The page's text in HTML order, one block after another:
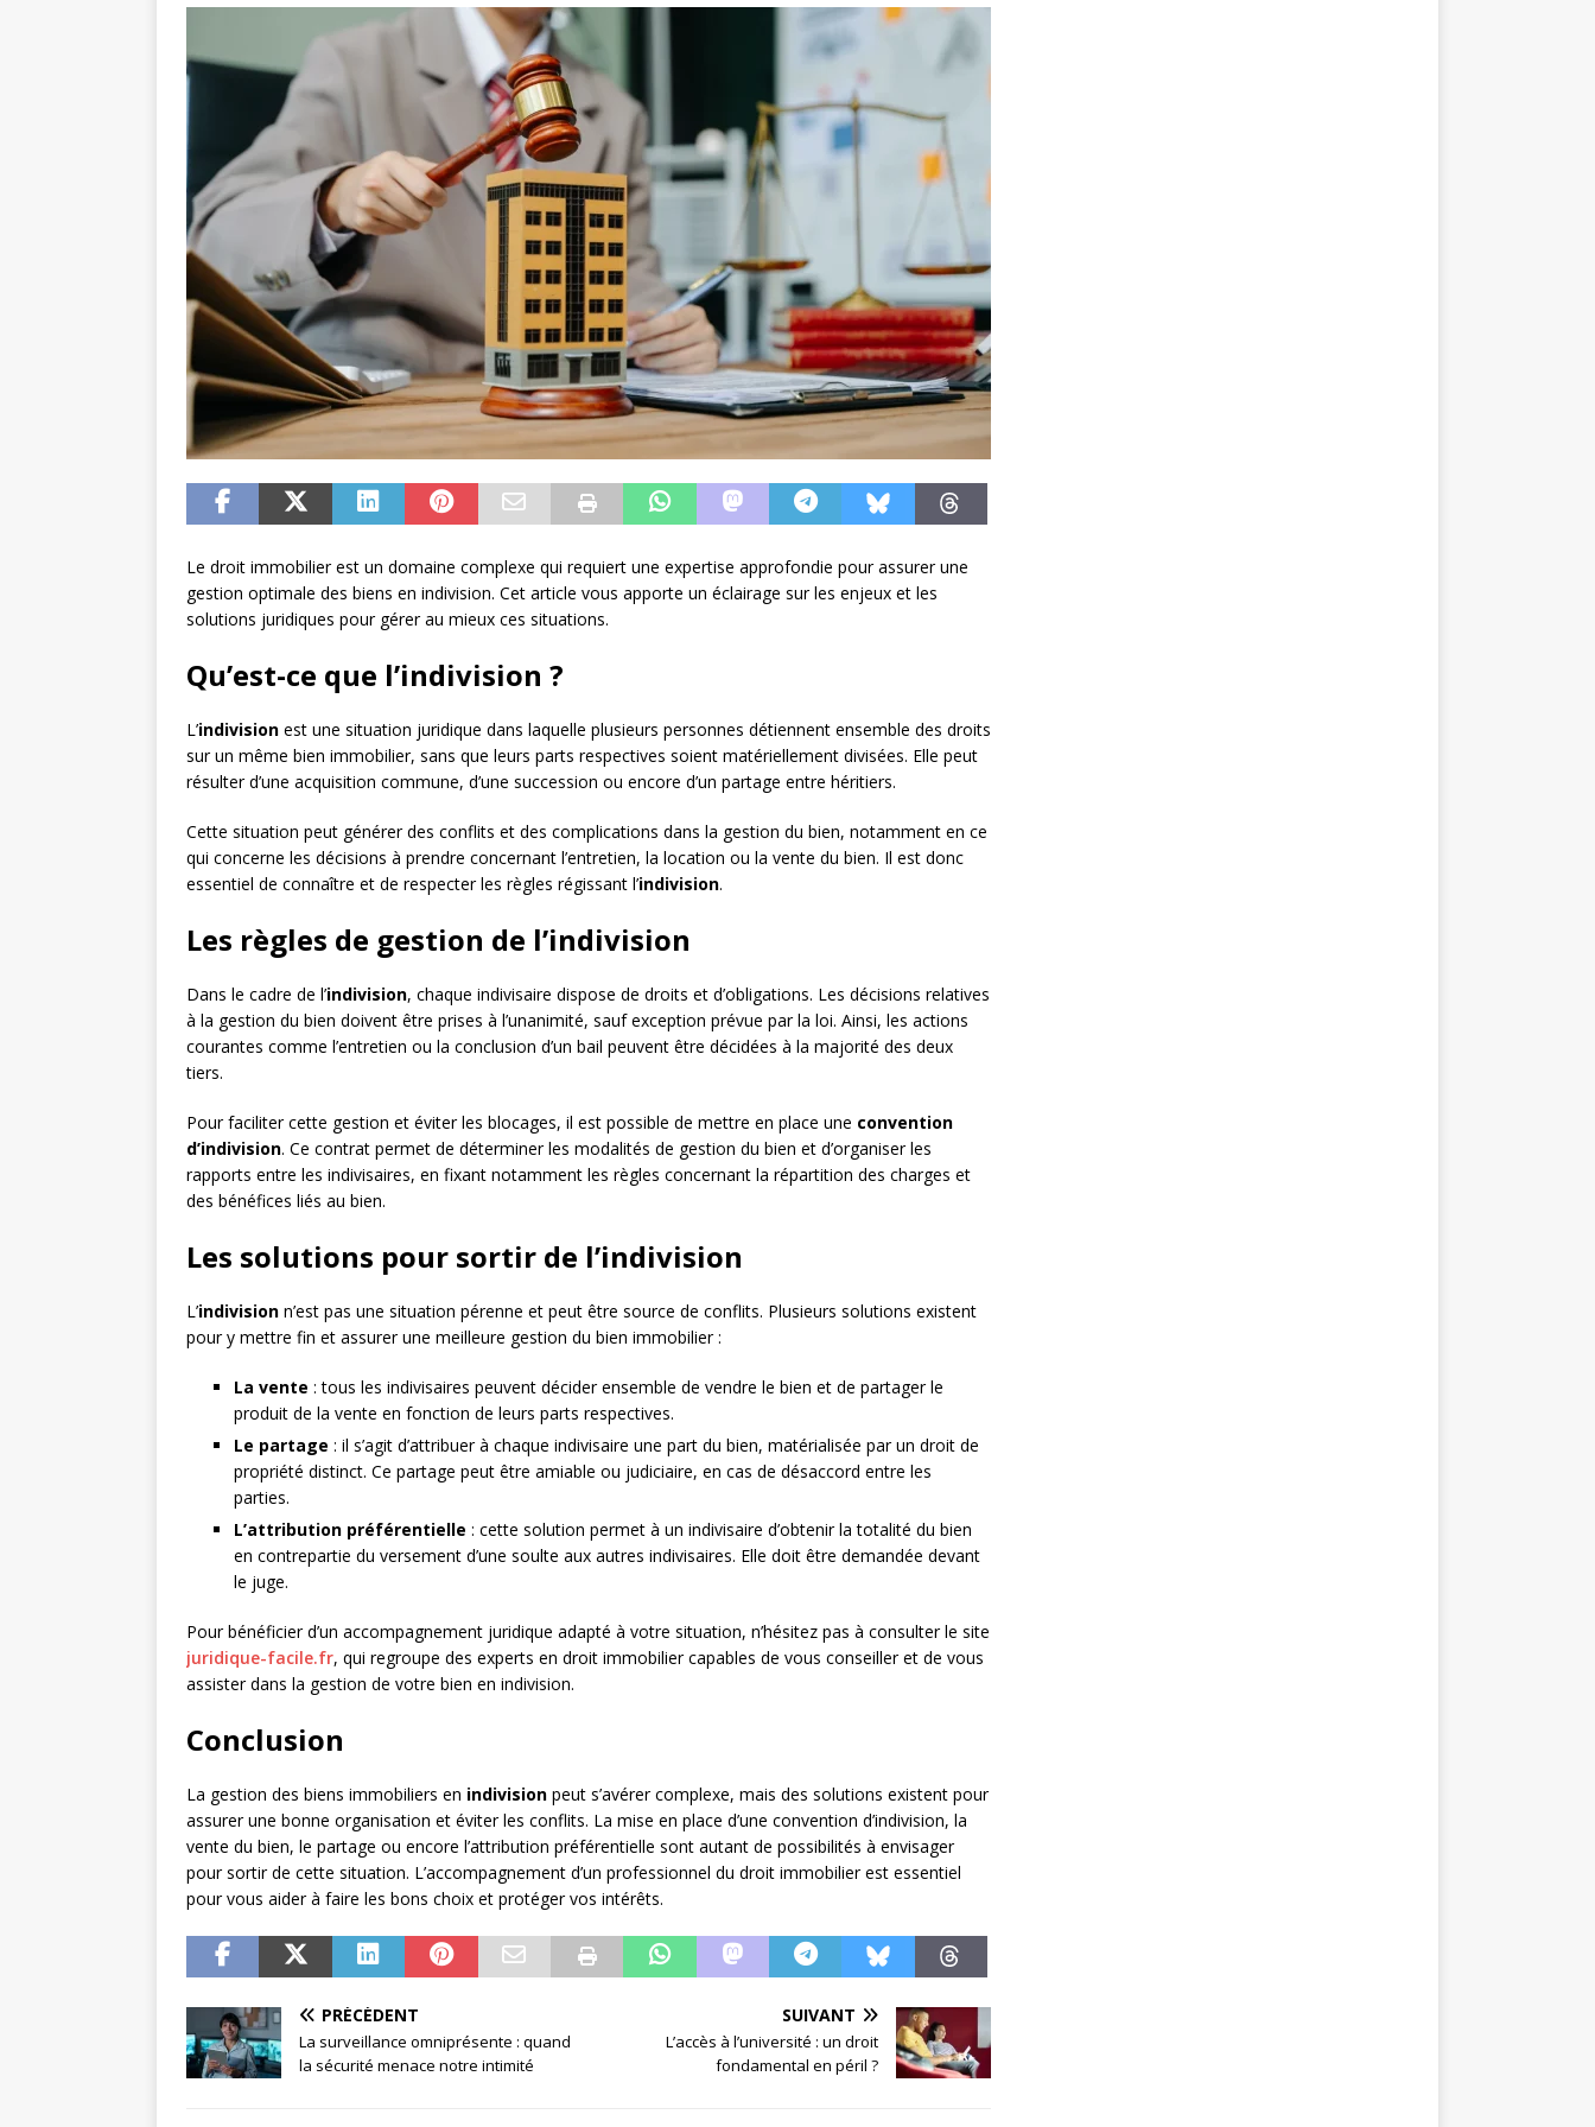
Le droit immobilier est un domaine complexe qui requiert une expertise approfondie pour assurer une
gestion optimale des biens en indivision. Cet article vous apporte un éclairage sur les enjeux et les
solutions juridiques pour gérer au mieux ces situations.
Qu’est-ce que l’indivision ?
L’indivision est une situation juridique dans laquelle plusieurs personnes détiennent ensemble des droits
sur un même bien immobilier, sans que leurs parts respectives soient matériellement divisées. Elle peut
résulter d’une acquisition commune, d’une succession ou encore d’un partage entre héritiers.
Cette situation peut générer des conflits et des complications dans la gestion du bien, notamment en ce
qui concerne les décisions à prendre concernant l’entretien, la location ou la vente du bien. Il est donc
essentiel de connaître et de respecter les règles régissant l’indivision.
Les règles de gestion de l’indivision
Dans le cadre de l’indivision, chaque indivisaire dispose de droits et d’obligations. Les décisions relatives
à la gestion du bien doivent être prises à l’unanimité, sauf exception prévue par la loi. Ainsi, les actions
courantes comme l’entretien ou la conclusion d’un bail peuvent être décidées à la majorité des deux
tiers.
Pour faciliter cette gestion et éviter les blocages, il est possible de mettre en place une convention
d’indivision. Ce contrat permet de déterminer les modalités de gestion du bien et d’organiser les
rapports entre les indivisaires, en fixant notamment les règles concernant la répartition des charges et
des bénéfices liés au bien.
Les solutions pour sortir de l’indivision
L’indivision n’est pas une situation pérenne et peut être source de conflits. Plusieurs solutions existent
pour y mettre fin et assurer une meilleure gestion du bien immobilier :
La vente : tous les indivisaires peuvent décider ensemble de vendre le bien et de partager le
produit de la vente en fonction de leurs parts respectives.
Le partage : il s’agit d’attribuer à chaque indivisaire une part du bien, matérialisée par un droit de
propriété distinct. Ce partage peut être amiable ou judiciaire, en cas de désaccord entre les
parties.
L’attribution préférentielle : cette solution permet à un indivisaire d’obtenir la totalité du bien
en contrepartie du versement d’une soulte aux autres indivisaires. Elle doit être demandée devant
le juge.
Pour bénéficier d’un accompagnement juridique adapté à votre situation, n’hésitez pas à consulter le site
juridique-facile.fr, qui regroupe des experts en droit immobilier capables de vous conseiller et de vous
assister dans la gestion de votre bien en indivision.
Conclusion
La gestion des biens immobiliers en indivision peut s’avérer complexe, mais des solutions existent pour
assurer une bonne organisation et éviter les conflits. La mise en place d’une convention d’indivision, la
vente du bien, le partage ou encore l’attribution préférentielle sont autant de possibilités à envisager
pour sortir de cette situation. L’accompagnement d’un professionnel du droit immobilier est essentiel
pour vous aider à faire les bons choix et protéger vos intérêts.
PRÉCÉDENT
La surveillance omniprésente : quand
la sécurité menace notre intimité
SUIVANT
L’accès à l’université : un droit
fondamental en péril ?